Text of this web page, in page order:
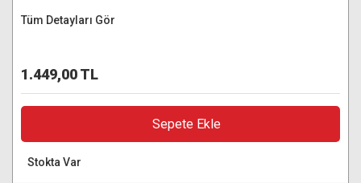
Tüm Detayları Gör
1.449,00 TL
Sepete Ekle
Stokta Var